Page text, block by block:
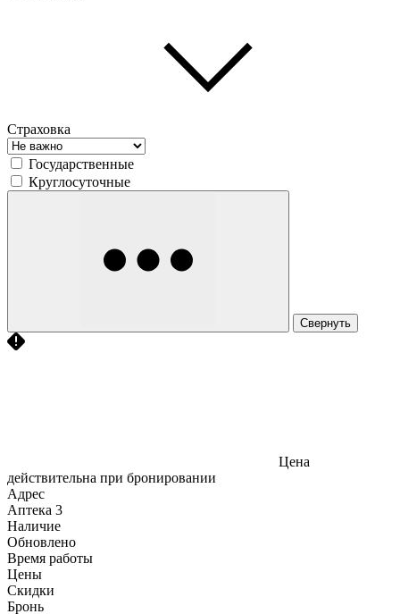
Страховка
Государственные
Круглосуточные
Свернуть
Цена
действительна при бронировании
Адрес
Аптека 3
Наличие
Обновлено
Время работы
Цены
Скидки
Бронь